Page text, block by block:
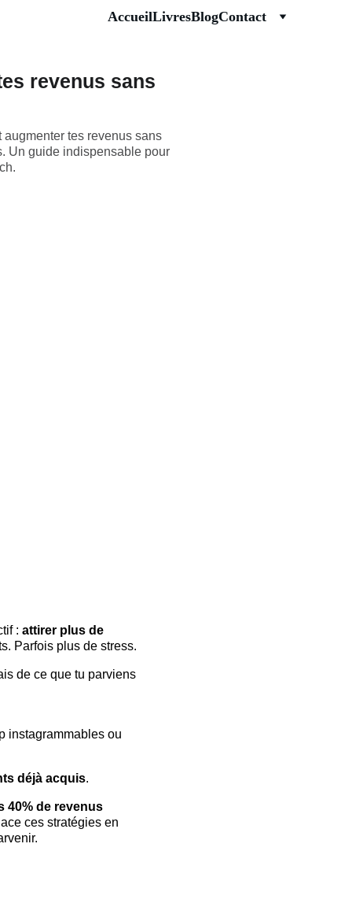
AccueilLivresBlogContact
revenus sans
tes revenus sans
Un guide indispensable pour
: attirer plus de
Parfois plus de stress.
de ce que tu parviens
instagrammables ou
déjà acquis.
40% de revenus
ces stratégies en